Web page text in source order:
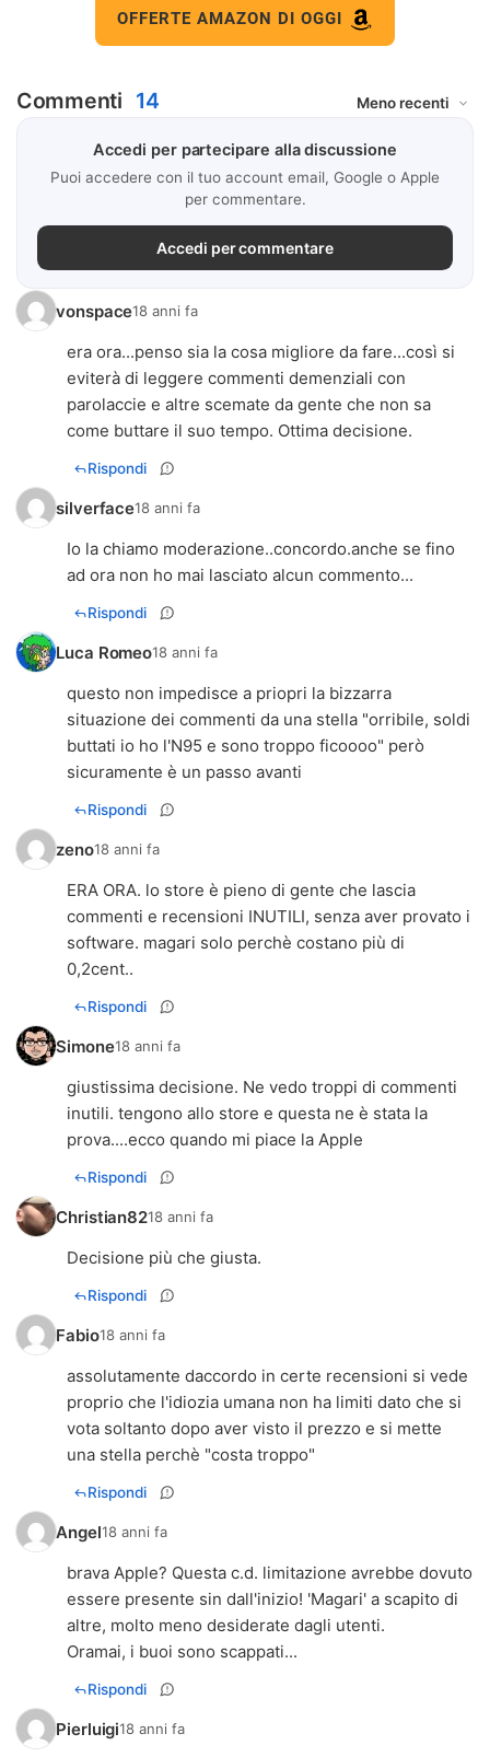
OFFERTE AMAZON DI OGGI
Commenti 14
Accedi per partecipare alla discussione
Puoi accedere con il tuo account email, Google o Apple
per commentare.
Accedi per commentare
vonspace18 anni fa
era ora...penso sia la cosa migliore da fare...così si
eviterà di leggere commenti demenziali con
parolaccie e altre scemate da gente che non sa
come buttare il suo tempo. Ottima decisione.
Rispondi
silverface18 anni fa
Io la chiamo moderazione..concordo.anche se fino
ad ora non ho mai lasciato alcun commento...
Rispondi
Luca Romeo18 anni fa
questo non impedisce a priopri la bizzarra
situazione dei commenti da una stella "orribile, soldi
buttati io ho l'N95 e sono troppo ficoooo" però
sicuramente è un passo avanti
Rispondi
zeno18 anni fa
ERA ORA. lo store è pieno di gente che lascia
commenti e recensioni INUTILI, senza aver provato i
software. magari solo perchè costano più di
0,2cent..
Rispondi
Simone18 anni fa
giustissima decisione. Ne vedo troppi di commenti
inutili. tengono allo store e questa ne è stata la
prova....ecco quando mi piace la Apple
Rispondi
Christian8218 anni fa
Decisione più che giusta.
Rispondi
Fabio18 anni fa
assolutamente daccordo in certe recensioni si vede
proprio che l'idiozia umana non ha limiti dato che si
vota soltanto dopo aver visto il prezzo e si mette
una stella perchè "costa troppo"
Rispondi
Angel18 anni fa
brava Apple? Questa c.d. limitazione avrebbe dovuto
essere presente sin dall'inizio! 'Magari' a scapito di
altre, molto meno desiderate dagli utenti.
Oramai, i buoi sono scappati...
Rispondi
Pierluigi18 anni fa